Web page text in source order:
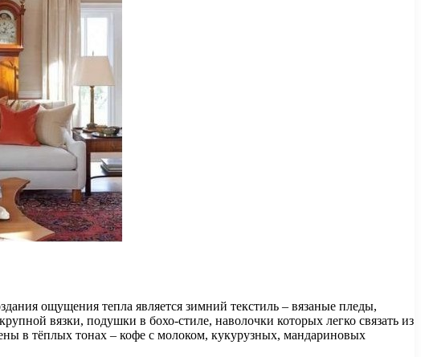
ощущения тепла является зимний текстиль – вязаные пледы,
вязки, подушки в бохо-стиле, наволочки которых легко связать из
в тёплых тонах – кофе с молоком, кукурузных, мандариновых